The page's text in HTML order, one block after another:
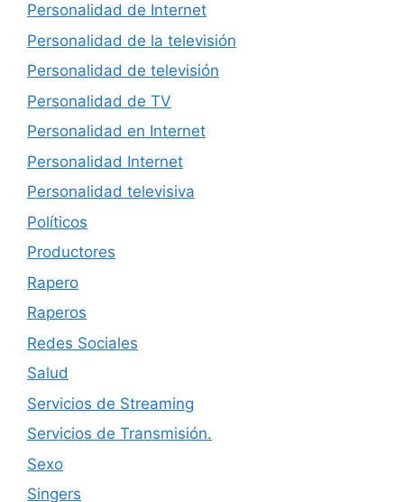
Personalidad de Internet
Personalidad de la televisión
Personalidad de televisión
Personalidad de TV
Personalidad en Internet
Personalidad Internet
Personalidad televisiva
Políticos
Productores
Rapero
Raperos
Redes Sociales
Salud
Servicios de Streaming
Servicios de Transmisión.
Sexo
Singers